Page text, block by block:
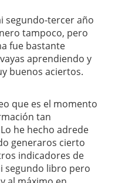
segundo-tercer año
tampoco, pero
fue bastante
aprendiendo y
buenos aciertos.
que es el momento
tan
he hecho adrede
generaros cierto
indicadores de
segundo libro pero